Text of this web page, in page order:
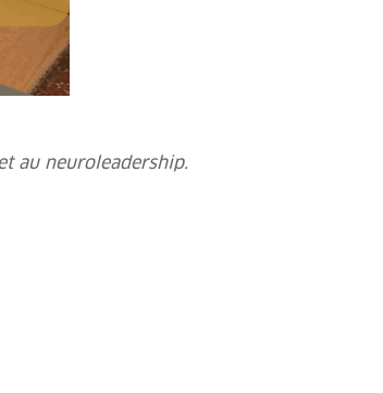
au neuroleadership.